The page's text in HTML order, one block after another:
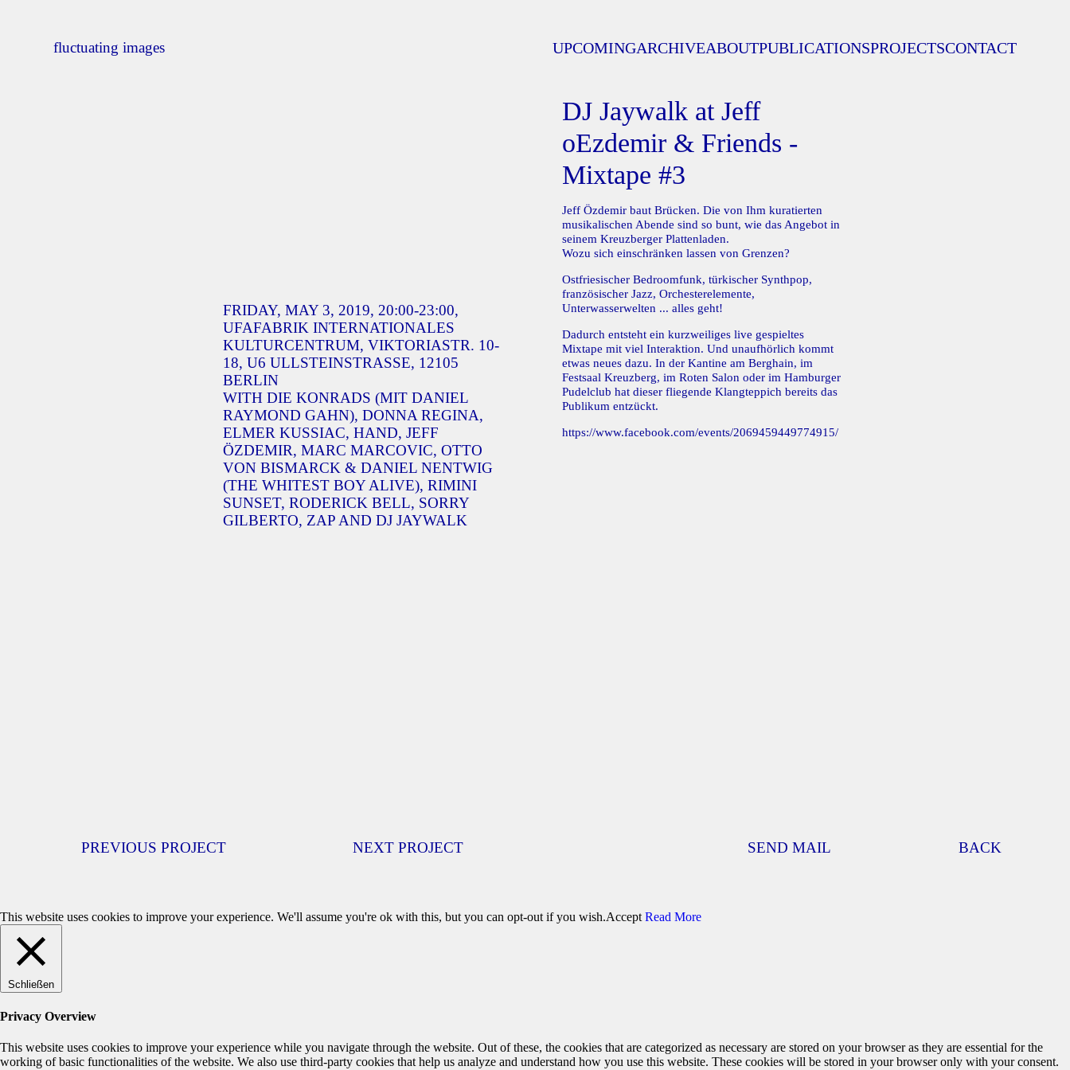
fluctuating images UPCOMINGARCHIVEABOUTPUBLICATIONSPROJECTSCONTACT
FRIDAY, MAY 3, 2019, 20:00-23:00,
UFAFABRIK INTERNATIONALES
KULTURCENTRUM, VIKTORIASTR. 10-
18, U6 ULLSTEINSTRASSE, 12105
BERLIN
WITH DIE KONRADS (MIT DANIEL
RAYMOND GAHN), DONNA REGINA,
ELMER KUSSIAC, HAND, JEFF
ÖZDEMIR, MARC MARCOVIC, OTTO
VON BISMARCK & DANIEL NENTWIG
(THE WHITEST BOY ALIVE), RIMINI
SUNSET, RODERICK BELL, SORRY
GILBERTO, ZAP AND DJ JAYWALK
DJ Jaywalk at Jeff
oEzdemir & Friends -
Mixtape #3
Jeff Özdemir baut Brücken. Die von Ihm kuratierten
musikalischen Abende sind so bunt, wie das Angebot in
seinem Kreuzberger Plattenladen.
Wozu sich einschränken lassen von Grenzen?
Ostfriesischer Bedroomfunk, türkischer Synthpop,
französischer Jazz, Orchesterelemente,
Unterwasserwelten ... alles geht!
Dadurch entsteht ein kurzweiliges live gespieltes
Mixtape mit viel Interaktion. Und unaufhörlich kommt
etwas neues dazu. In der Kantine am Berghain, im
Festsaal Kreuzberg, im Roten Salon oder im Hamburger
Pudelclub hat dieser fliegende Klangteppich bereits das
Publikum entzückt.
https://www.facebook.com/events/2069459449774915/
PREVIOUS PROJECT NEXT PROJECT SEND MAIL BACK
This website uses cookies to improve your experience. We'll assume you're ok with this, but you can opt-out if you wish.Accept Read More
Schließen
Privacy Overview
This website uses cookies to improve your experience while you navigate through the website. Out of these, the cookies that are categorized as necessary are stored on your browser as they are essential for the
working of basic functionalities of the website. We also use third-party cookies that help us analyze and understand how you use this website. These cookies will be stored in your browser only with your consent.